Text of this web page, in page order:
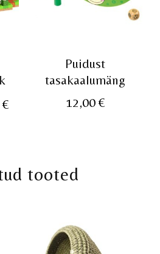
€
Puidust
tasakaalumäng
12,00 €
tooted